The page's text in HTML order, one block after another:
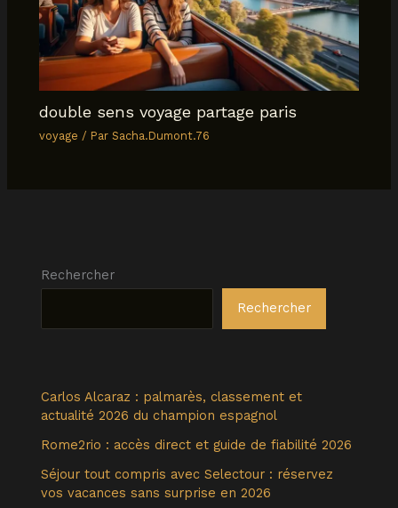
double sens voyage partage paris
voyage / ParSacha.Dumont.76
Rechercher
Rechercher
Carlos Alcaraz : palmarès, classement et
actualité 2026 du champion espagnol
Rome2rio : accès direct et guide de fiabilité 2026
Séjour tout compris avec Selectour : réservez
vos vacances sans surprise en 2026